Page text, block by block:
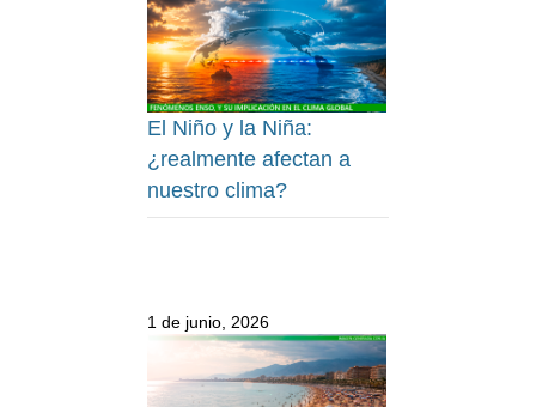
El Niño y la Niña:
¿realmente afectan a
nuestro clima?
1 de junio, 2026